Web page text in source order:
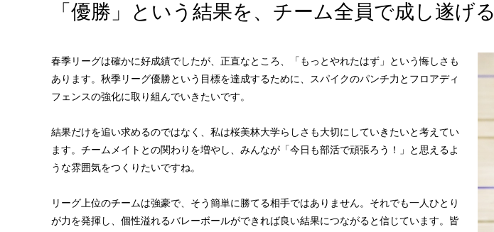
「優勝」という結果を、チーム全員で成し遂げる
春季リーグは確かに好成績でしたが、正直なところ、「もっとやれたはず」という悔しさも
あります。秋季リーグ優勝という目標を達成するために、スパイクのパンチ力とフロアディ
フェンスの強化に取り組んでいきたいです。
結果だけを追い求めるのではなく、私は桜美林大学らしさも大切にしていきたいと考えてい
ます。チームメイトとの関わりを増やし、みんなが「今日も部活で頑張ろう！」と思えるよ
うな雰囲気をつくりたいですね。
リーグ上位のチームは強豪で、そう簡単に勝てる相手ではありません。それでも一人ひとり
が力を発揮し、個性溢れるバレーボールができれば良い結果につながると信じています。皆